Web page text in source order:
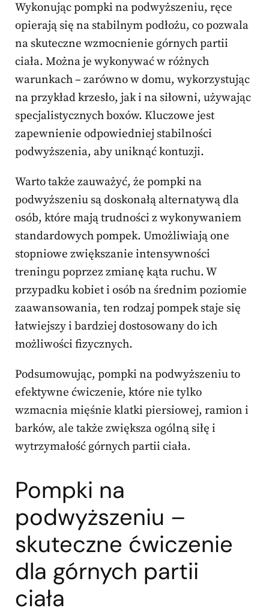
Wykonując pompki na podwyższeniu, ręce
opierają się na stabilnym podłożu, co pozwala
na skuteczne wzmocnienie górnych partii
ciała. Można je wykonywać w różnych
warunkach – zarówno w domu, wykorzystując
na przykład krzesło, jak i na siłowni, używając
specjalistycznych boxów. Kluczowe jest
zapewnienie odpowiedniej stabilności
podwyższenia, aby uniknąć kontuzji.
Warto także zauważyć, że pompki na
podwyższeniu są doskonałą alternatywą dla
osób, które mają trudności z wykonywaniem
standardowych pompek. Umożliwiają one
stopniowe zwiększanie intensywności
treningu poprzez zmianę kąta ruchu. W
przypadku kobiet i osób na średnim poziomie
zaawansowania, ten rodzaj pompek staje się
łatwiejszy i bardziej dostosowany do ich
możliwości fizycznych.
Podsumowując, pompki na podwyższeniu to
efektywne ćwiczenie, które nie tylko
wzmacnia mięśnie klatki piersiowej, ramion i
barków, ale także zwiększa ogólną siłę i
wytrzymałość górnych partii ciała.
Pompki na
podwyższeniu –
skuteczne ćwiczenie
dla górnych partii
ciała